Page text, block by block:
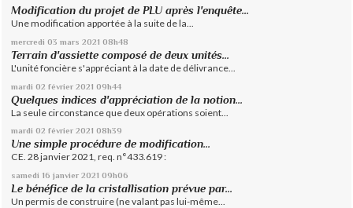
Modification du projet de PLU après l'enquête...
Une modification apportée à la suite de la...
mercredi 03 mars 2021 08h48
Terrain d'assiette composé de deux unités...
L'unité foncière s'appréciant à la date de délivrance...
mardi 02 février 2021 09h44
Quelques indices d'appréciation de la notion...
La seule circonstance que deux opérations soient...
mardi 02 février 2021 08h39
Une simple procédure de modification...
CE. 28 janvier 2021, req. n°433.619 :
samedi 16 janvier 2021 09h06
Le bénéfice de la cristallisation prévue par...
Un permis de construire (ne valant pas lui-même...